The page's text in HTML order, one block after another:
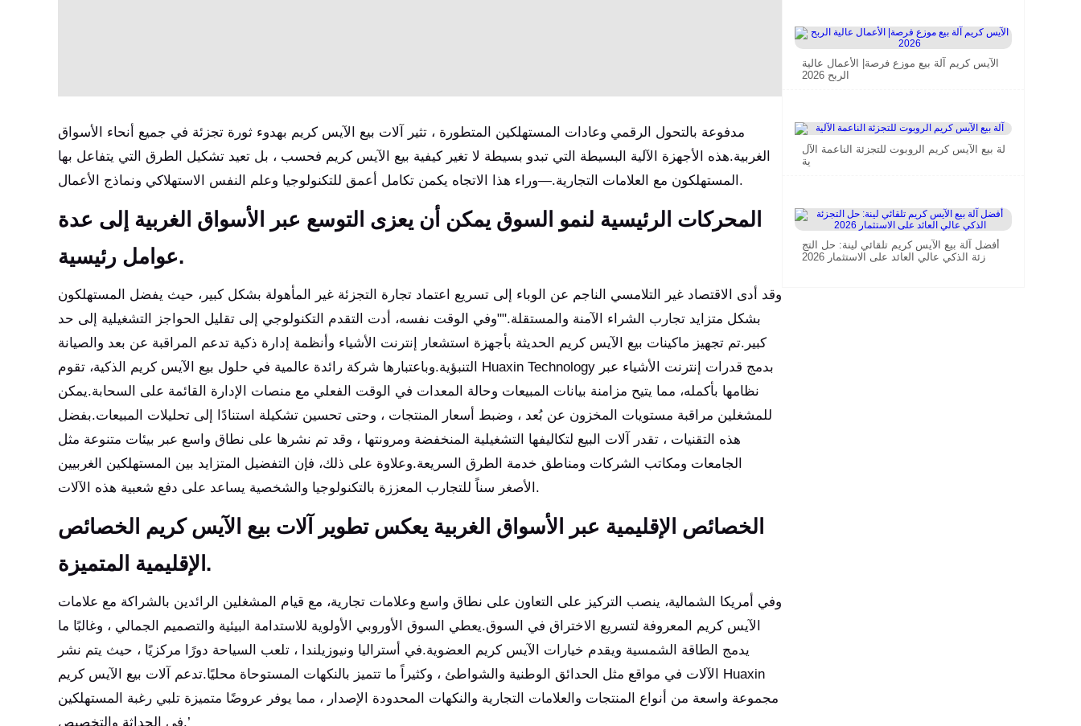
مدفوعة بالتحول الرقمي وعادات المستهلكين المتطورة ، تثير آلات بيع الآيس كريم بهدوء ثورة تجزئة في جميع أنحاء الأسواق
الغربية.هذه الأجهزة الآلية البسيطة التي تبدو بسيطة لا تغير كيفية بيع الآيس كريم فحسب ، بل تعيد تشكيل الطرق التي يتفاعل بها
المستهلكون مع العلامات التجارية.—وراء هذا الاتجاه يكمن تكامل أعمق للتكنولوجيا وعلم النفس الاستهلاكي ونماذج الأعمال.
المحركات الرئيسية لنمو السوق يمكن أن يعزى التوسع عبر الأسواق الغربية إلى عدة
عوامل رئيسية.
وقد أدى الاقتصاد غير التلامسي الناجم عن الوباء إلى تسريع اعتماد تجارة التجزئة غير المأهولة بشكل كبير، حيث يفضل المستهلكون
بشكل متزايد تجارب الشراء الآمنة والمستقلة.""وفي الوقت نفسه، أدت التقدم التكنولوجي إلى تقليل الحواجز التشغيلية إلى حد
كبير.تم تجهيز ماكينات بيع الآيس كريم الحديثة بأجهزة استشعار إنترنت الأشياء وأنظمة إدارة ذكية تدعم المراقبة عن بعد والصيانة
التنبؤية.وباعتبارها شركة رائدة عالمية في حلول بيع الآيس كريم الذكية، تقوم Huaxin Technology بدمج قدرات إنترنت الأشياء عبر
نظامها بأكمله، مما يتيح مزامنة بيانات المبيعات وحالة المعدات في الوقت الفعلي مع منصات الإدارة القائمة على السحابة.يمكن
للمشغلين مراقبة مستويات المخزون عن بُعد ، وضبط أسعار المنتجات ، وحتى تحسين تشكيلة استنادًا إلى تحليلات المبيعات.بفضل
هذه التقنيات ، تقدر آلات البيع لتكاليفها التشغيلية المنخفضة ومرونتها ، وقد تم نشرها على نطاق واسع عبر بيئات متنوعة مثل
الجامعات ومكاتب الشركات ومناطق خدمة الطرق السريعة.وعلاوة على ذلك، فإن التفضيل المتزايد بين المستهلكين الغربيين
الأصغر سناً للتجارب المعززة بالتكنولوجيا والشخصية يساعد على دفع شعبية هذه الآلات.
الخصائص الإقليمية عبر الأسواق الغربية يعكس تطوير آلات بيع الآيس كريم الخصائص
الإقليمية المتميزة.
وفي أمريكا الشمالية، ينصب التركيز على التعاون على نطاق واسع وعلامات تجارية، مع قيام المشغلين الرائدين بالشراكة مع علامات
الآيس كريم المعروفة لتسريع الاختراق في السوق.يعطي السوق الأوروبي الأولوية للاستدامة البيئية والتصميم الجمالي ، وغالبًا ما
يدمج الطاقة الشمسية ويقدم خيارات الآيس كريم العضوية.في أستراليا ونيوزيلندا ، تلعب السياحة دورًا مركزيًا ، حيث يتم نشر
الآلات في مواقع مثل الحدائق الوطنية والشواطئ ، وكثيراً ما تتميز بالنكهات المستوحاة محليًا.تدعم آلات بيع الآيس كريم Huaxin
مجموعة واسعة من أنواع المنتجات والعلامات التجارية والنكهات المحدودة الإصدار ، مما يوفر عروضًا متميزة تلبي رغبة المستهلكين
في الجداثة والتخصيص.’
الآيس كريم آلة بيع موزع فرصة| الأعمال عالية
الربح 2026
آلة بيع الآيس كريم الروبوت للتجزئة الناعمة الآل
ية
أفضل آلة بيع الآيس كريم تلقائي لينة: حل التج
زئة الذكي عالي العائد على الاستثمار 2026